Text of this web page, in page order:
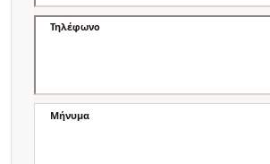
Τηλέφωνο
Μήνυμα